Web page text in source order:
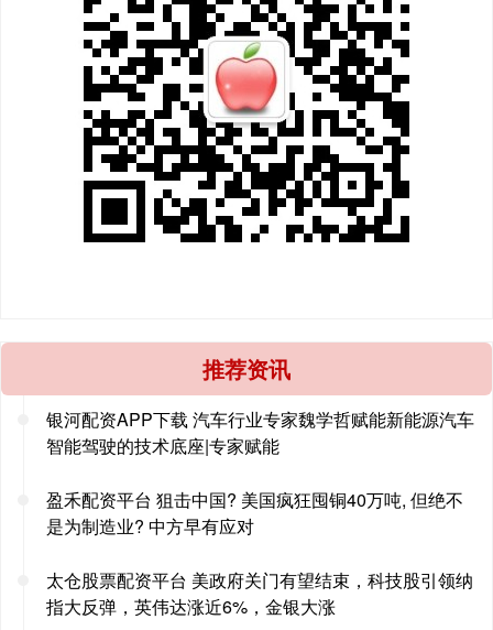
推荐资讯
银河配资APP下载 汽车行业专家魏学哲赋能新能源汽车
智能驾驶的技术底座|专家赋能
盈禾配资平台 狙击中国? 美国疯狂囤铜40万吨, 但绝不
是为制造业? 中方早有应对
太仓股票配资平台 美政府关门有望结束，科技股引领纳
指大反弹，英伟达涨近6%，金银大涨